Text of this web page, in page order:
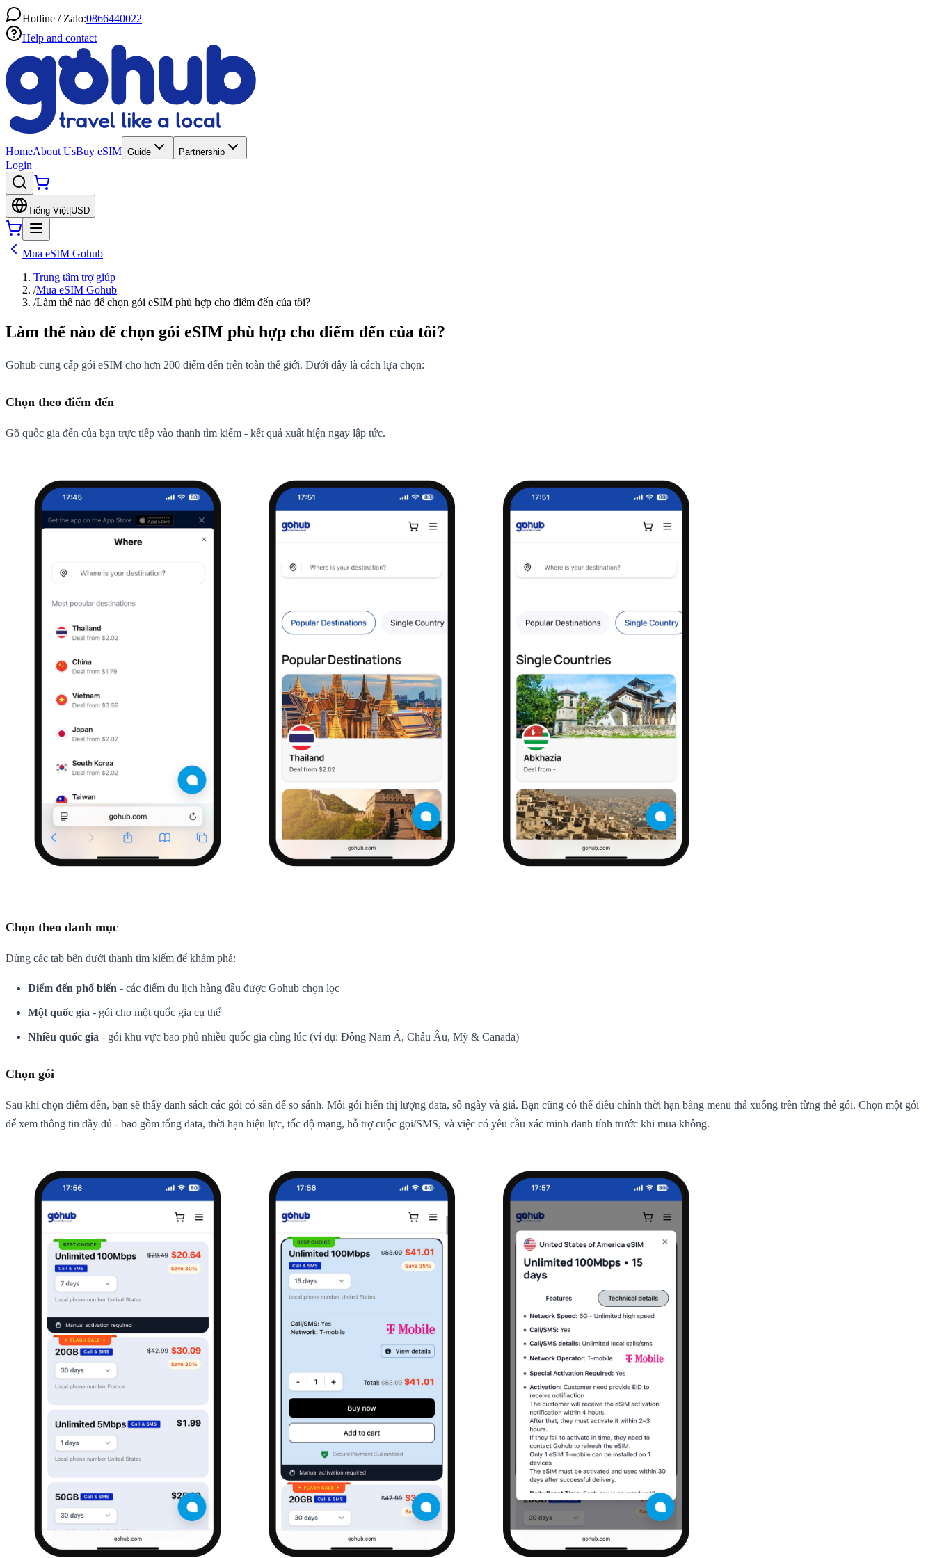
Hotline / Zalo:0866440022
Help and contact
HomeAbout UsBuy eSIM Guide Partnership
Login
Tiếng Việt USD
Mua eSIM Gohub
Trung tâm trợ giúp
/Mua eSIM Gohub
/Làm thế nào để chọn gói eSIM phù hợp cho điểm đến của tôi?
Làm thế nào để chọn gói eSIM phù hợp cho điểm đến của tôi?
Gohub cung cấp gói eSIM cho hơn 200 điểm đến trên toàn thế giới. Dưới đây là cách lựa chọn:
Chọn theo điểm đến
Gõ quốc gia đến của bạn trực tiếp vào thanh tìm kiếm - kết quả xuất hiện ngay lập tức.
Chọn theo danh mục
Dùng các tab bên dưới thanh tìm kiếm để khám phá:
Điểm đến phổ biến - các điểm du lịch hàng đầu được Gohub chọn lọc
Một quốc gia - gói cho một quốc gia cụ thể
Nhiều quốc gia - gói khu vực bao phủ nhiều quốc gia cùng lúc (ví dụ: Đông Nam Á, Châu Âu, Mỹ & Canada)
Chọn gói
Sau khi chọn điểm đến, bạn sẽ thấy danh sách các gói có sẵn để so sánh. Mỗi gói hiển thị lượng data, số ngày và giá. Bạn cũng có thể điều chỉnh thời hạn bằng menu thả xuống trên từng thẻ gói. Chọn một gói
để xem thông tin đầy đủ - bao gồm tổng data, thời hạn hiệu lực, tốc độ mạng, hỗ trợ cuộc gọi/SMS, và việc có yêu cầu xác minh danh tính trước khi mua không.